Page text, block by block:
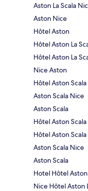
Aston La Scala
Aston Nice
Hôtel Aston
Hôtel Aston La
Hôtel Aston La
Nice Aston
Hôtel Aston
Aston Scala Nice
Aston Scala
Hôtel Aston
Hôtel Aston Scala
Aston Scala Nice
Aston Scala
Hotel Hôtel Aston
Nice Hôtel Aston